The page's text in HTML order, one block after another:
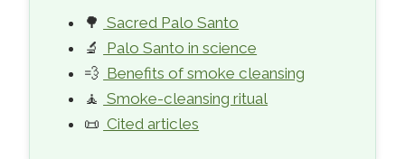
🌳 Sacred Palo Santo
🔬
Palo Santo in science
💨 Benefits of smoke cleansing
🧘 Smoke-cleansing ritual
📜 Cited articles